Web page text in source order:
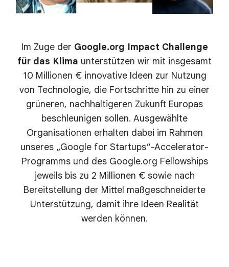
Im Zuge der Google.org Impact Challenge
für das Klima unterstützen wir mit insgesamt
10 Millionen € innovative Ideen zur Nutzung
von Technologie, die Fortschritte hin zu einer
grüneren, nachhaltigeren Zukunft Europas
beschleunigen sollen. Ausgewählte
Organisationen erhalten dabei im Rahmen
unseres „Google for Startups“-Accelerator-
Programms und des Google.org Fellowships
jeweils bis zu 2 Millionen € sowie nach
Bereitstellung der Mittel maßgeschneiderte
Unterstützung, damit ihre Ideen Realität
werden können.